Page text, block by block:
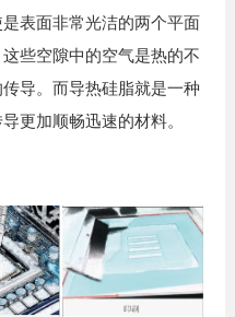
表面非常光洁的两个平面
些空隙中的空气是热的不
导。而导热硅脂就是一种
更加顺畅迅速的材料。